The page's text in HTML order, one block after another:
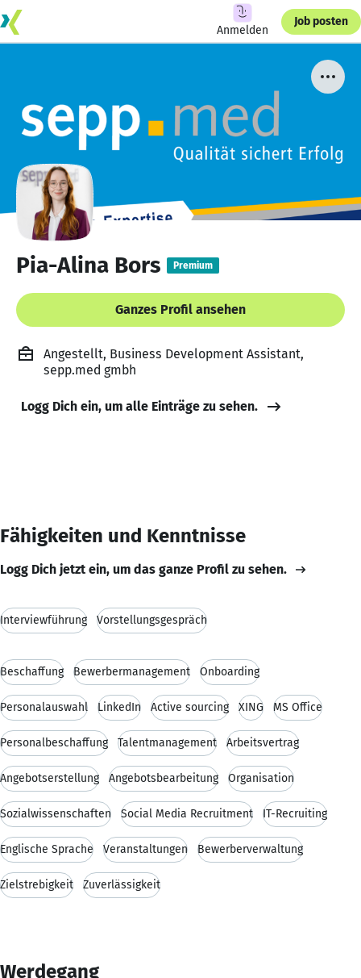
Anmelden
Job posten
Pia-Alina Bors Premium
Ganzes Profil ansehen
Angestellt, Business Development Assistant,
sepp.med gmbh
Logg Dich ein, um alle Einträge zu sehen.
Fähigkeiten und Kenntnisse
Logg Dich jetzt ein, um das ganze Profil zu sehen.
Interviewführung Vorstellungsgespräch
Beschaffung Bewerbermanagement Onboarding
Personalauswahl LinkedIn Active sourcing XING MS Office
Personalbeschaffung Talentmanagement Arbeitsvertrag
Angebotserstellung Angebotsbearbeitung Organisation
Sozialwissenschaften Social Media Recruitment IT-Recruiting
Englische Sprache Veranstaltungen Bewerberverwaltung
Zielstrebigkeit Zuverlässigkeit
Werdegang